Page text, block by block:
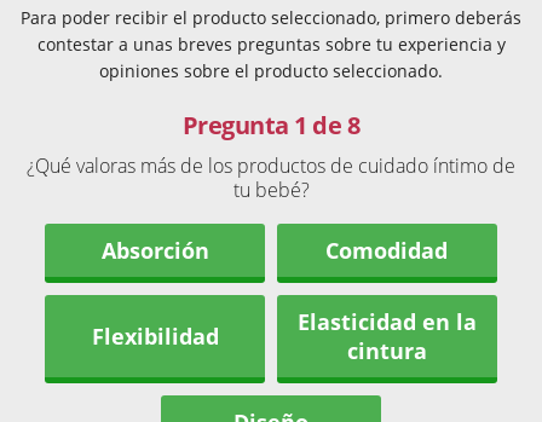
Para poder recibir el producto seleccionado, primero deberás
contestar a unas breves preguntas sobre tu experiencia y
opiniones sobre el producto seleccionado.
Pregunta 1 de 8
¿Qué valoras más de los productos de cuidado íntimo de
tu bebé?
Absorción Comodidad
Flexibilidad
Elasticidad en la
cintura